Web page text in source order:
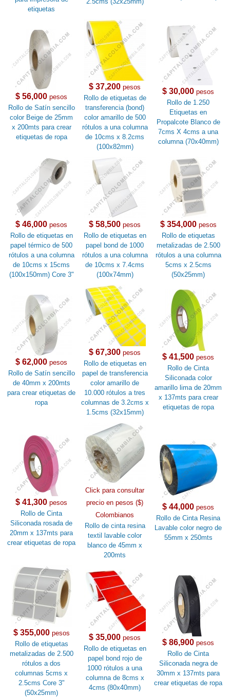
etiquetas
$ 56,000 pesos
Rollo de Satín sencillo
color Beige de 25mm
x 200mts para crear
etiquetas de ropa
$ 37,200 pesos
Rollo de etiquetas de
transferencia (bond)
color amarillo de 500
rótulos a una columna
de 10cms x 8.2cms
(100x82mm)
$ 30,000 pesos
Rollo de 1.250
Etiquetas en
Propalcote Blanco de
7cms X 4cms a una
columna (70x40mm)
$ 46,000 pesos
Rollo de etiquetas en
papel térmico de 500
rótulos a una columna
de 10cms x 15cms
(100x150mm) Core 3"
$ 58,500 pesos
Rollo de etiquetas en
papel bond de 1000
rótulos a una columna
de 10cms x 7.4cms
(100x74mm)
$ 354,000pesos
Rollo de etiquetas
metalizadas de 2.500
rótulos a una columna
5cms x 2.5cms
(50x25mm)
$ 62,000 pesos
Rollo de Satín sencillo
de 40mm x 200mts
para crear etiquetas de
ropa
$ 67,300 pesos
Rollo de etiquetas en
papel de transferencia
color amarillo de
10.000 rótulos a tres
columnas de 3.2cms x
1.5cms (32x15mm)
$ 41,500 pesos
Rollo de Cinta
Siliconada color
amarillo lima de 20mm
x 137mts para crear
etiquetas de ropa
$ 41,300 pesos
Rollo de Cinta
Siliconada rosada de
20mm x 137mts para
crear etiquetas de ropa
Click para consultar
precio en pesos ($)
Colombianos
Rollo de cinta resina
textil lavable color
blanco de 45mm x
200mts
$ 44,000 pesos
Rollo de Cinta Resina
Lavable color negro de
55mm x 250mts
$ 355,000pesos
Rollo de etiquetas
metalizadas de 2.500
rótulos a dos
columnas 5cms x
2.5cms Core 3"
(50x25mm)
$ 35,000 pesos
Rollo de etiquetas en
papel bond rojo de
1000 rótulos a una
columna de 8cms x
4cms (80x40mm)
$ 86,900 pesos
Rollo de Cinta
Siliconada negra de
30mm x 137mts para
crear etiquetas de ropa